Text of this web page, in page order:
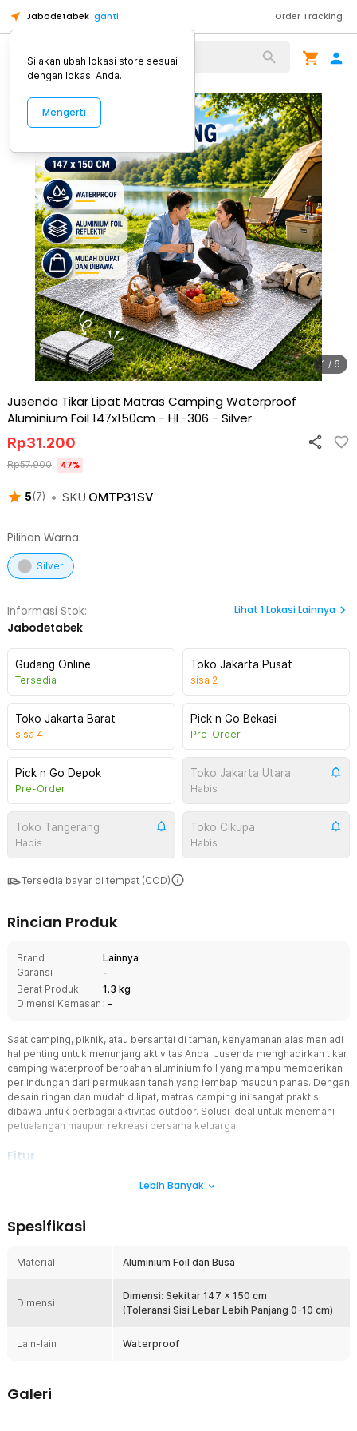
Jabodetabek ganti Order Tracking
Alat Kopi
1 / 6
Jusenda Tikar Lipat Matras Camping Waterproof
Aluminium Foil 147x150cm - HL-306 - Silver
5(7) • SKU OMTP31SV
Rp31.200
Rp57.900 47%
Pilihan Warna:
Silver
Informasi Stok:
Jabodetabek
Lihat 1Lokasi Lainnya
Gudang Online
Tersedia
Toko Jakarta Pusat
sisa 2
Toko Jakarta Barat
sisa 4
Pick n Go Bekasi
Pre-Order
Pick n Go Depok
Pre-Order
Toko Jakarta Utara
Habis
Toko Tangerang
Habis
Toko Cikupa
Habis
Tersedia bayar di tempat (COD)
Rincian Produk
Brand
Lainnya
Garansi
-
Berat Produk
1.3 kg
Dimensi Kemasan : -
Saat camping, piknik, atau bersantai di taman, kenyamanan alas menjadi
hal penting untuk menunjang aktivitas Anda. Jusenda menghadirkan tikar
camping waterproof berbahan aluminium foil yang mampu memberikan
perlindungan dari permukaan tanah yang lembap maupun panas. Dengan
desain ringan dan mudah dilipat, matras camping ini sangat praktis
dibawa untuk berbagai aktivitas outdoor. Solusi ideal untuk menemani
petualangan maupun rekreasi bersama keluarga.
Fitur
Material Aluminium Foil Tahan Air dan Panas
tersebut mampu bertahan dari panas matahari dan embun di tanah
Dapat Dilipat Makin Ringkas
sehingga tidak memakan banyak ruang penyimpanan. Setelah
dilipat, Anda dapat menyimpannya ke dalam pouch bawaan untuk
sangat praktis dibawa saat hiking, travelling, maupun camping.
sebagai alas duduk maupun berbaring. Permukaan yang nyaman
Lebih Banyak
Spesifikasi
Material Aluminium Foil dan Busa
Dimensi
Dimensi: Sekitar 147 x 150 cm
(Toleransi Sisi Lebar Lebih Panjang 0-10 cm)
Lain-lain Waterproof
Galeri
Silakan ubah lokasi store sesuai
dengan lokasi Anda.
Mengerti